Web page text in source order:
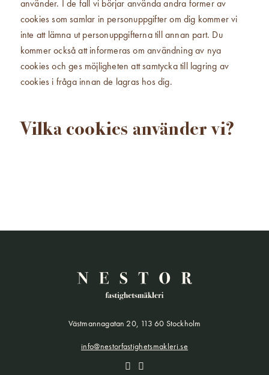
använder. I de fall vi börjar använda andra former av
cookies som samlar in personuppgifter om dig kommer vi
inte att lämna ut personuppgifterna till annan part. Du
kommer också att informeras om användning av nya
cookies och ges möjligheten att samtycka till lagring av
cookies i fråga innan de lagras hos dig.
Vilka cookies använder vi?
Västmannagatan 20, 113 60 Stockholm
info@nestorfastighetsmakleri.se